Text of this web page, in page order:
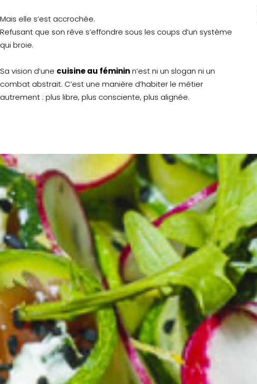
Mais elle s’est accrochée.
Refusant que son rêve s’effondre sous les coups d’un système
qui broie.
Sa vision d’une cuisine au fémininn’est ni un slogan ni un
combat abstrait. C’est une manière d’habiter le métier
autrement : plus libre, plus consciente, plus alignée.